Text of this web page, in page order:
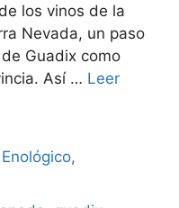
los vinos de la
Nevada, un paso
Guadix como
Así … Leer
Enológico,